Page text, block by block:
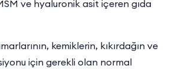
ve hyaluronik asit içeren gıda
kemiklerin, kıkırdağın ve
için gerekli olan normal